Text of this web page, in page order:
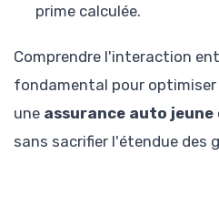
prime calculée.
Comprendre l'interaction
fondamental pour
une assurance auto
sans sacrifier l'étendue des